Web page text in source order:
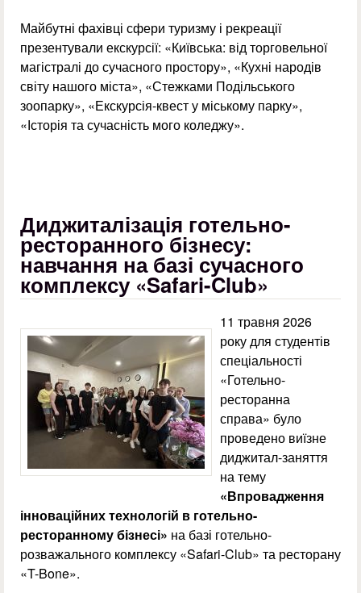
Майбутні фахівці сфери туризму і рекреації
презентували екскурсії: «Київська: від торговельної
магістралі до сучасного простору», «Кухні народів
світу нашого міста», «Стежками Подільського
зоопарку», «Екскурсія-квест у міському парку»,
«Історія та сучасність мого коледжу».
Диджиталізація готельно-
ресторанного бізнесу:
навчання на базі сучасного
комплексу «Safari-Club»
11 травня 2026
року для студентів
спеціальності
«Готельно-
ресторанна
справа» було
проведено виїзне
диджитал-заняття
на тему
«Впровадження
інноваційних технологій в готельно-
ресторанному бізнесі» на базі готельно-
розважального комплексу «Safari-Club» та ресторану
«T-Bone».